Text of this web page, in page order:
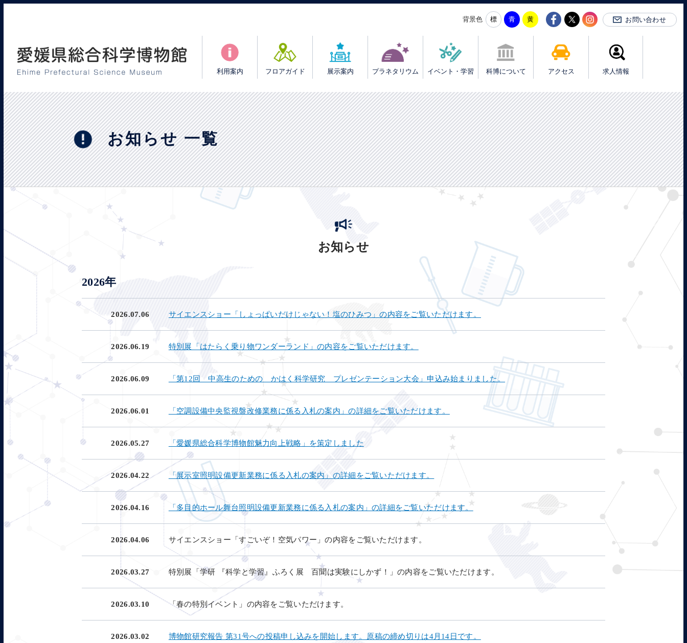
利用案内 フロアガイド 展示案内 プラネタリウム イベント・学習 科博について アクセス 求人情報
背景色 お問い合わせ
お知らせ 一覧
お知らせ
2026年
2026.07.06 サイエンスショー「しょっぱいだけじゃない！塩のひみつ」の内容をご覧いただけます。
2026.06.19 特別展「はたらく乗り物ワンダーランド」の内容をご覧いただけます。
2026.06.09 「第12回 中高生のための かはく科学研究 プレゼンテーション大会」申込み始まりました。
2026.06.01 「空調設備中央監視盤改修業務に係る入札の案内」の詳細をご覧いただけます。
2026.05.27 「愛媛県総合科学博物館魅力向上戦略」を策定しました
2026.04.22 「展示室照明設備更新業務に係る入札の案内」の詳細をご覧いただけます。
2026.04.16 「多目的ホール舞台照明設備更新業務に係る入札の案内」の詳細をご覧いただけます。
2026.04.06 サイエンスショー「すごいぞ！空気パワー」の内容をご覧いただけます。
2026.03.27 特別展「学研 『科学と学習』ふろく展 百聞は実験にしかず！」の内容をご覧いただけます。
2026.03.10 「春の特別イベント」の内容をご覧いただけます。
2026.03.02 博物館研究報告 第31号への投稿申し込みを開始します。原稿の締め切りは4月14日です。